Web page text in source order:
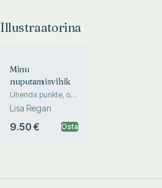
Illustraatorina
Minu
nuputamisvihik
Ühenda punkte, otsi
erinevusi, loenda ja
nuputa!
Lisa Regan
9.50 € Osta